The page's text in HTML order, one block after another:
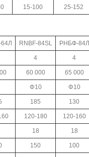
15-100 25-152
RNBF-84SL РНБФ-84Л
4 4
60 000 65 000
Φ10 Φ10
185 130
120-180 120-160
18 18
150 100